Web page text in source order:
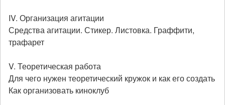
IV. Организация агитации
Средства агитации. Стикер. Листовка. Граффити,
трафарет
V. Теоретическая работа
Для чего нужен теоретический кружок и как его создать
Как организовать киноклуб